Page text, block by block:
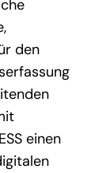
den
einen